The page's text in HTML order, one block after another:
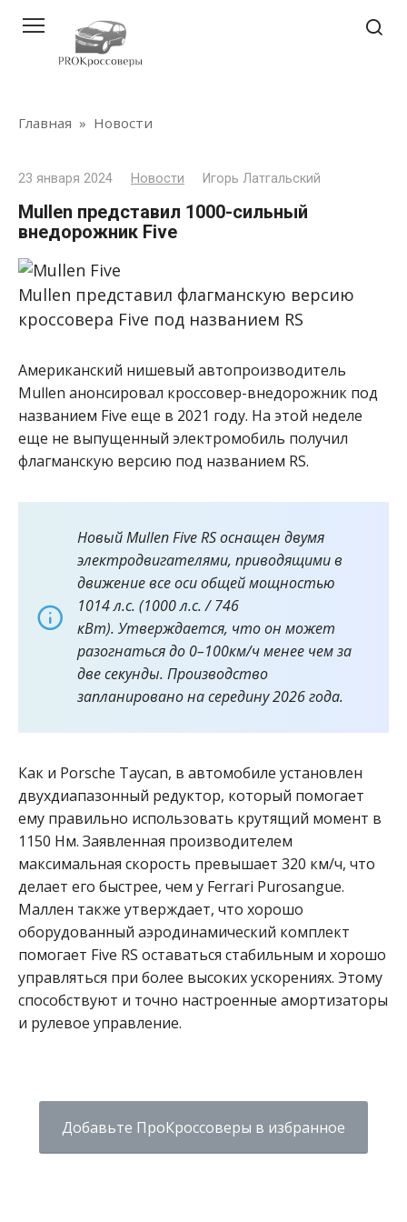
контенту
Главная » Новости
23 января 2024 Новости Игорь Латгальский
Mullen представил 1000-сильный
внедорожник Five
Mullen представил флагманскую версию
кроссовера Five под названием RS
Американский нишевый автопроизводитель
Mullen анонсировал кроссовер-внедорожник под
названием Five еще в 2021 году. На этой неделе
еще не выпущенный электромобиль получил
флагманскую версию под названием RS.
Новый Mullen Five RS оснащен двумя
электродвигателями, приводящими в
движение все оси общей мощностью
1014 л.с. (1000 л.с. / 746
кВт). Утверждается, что он может
разогнаться до 0–100км/ч менее чем за
две секунды. Производство
запланировано на середину 2026 года.
Как и Porsche Taycan, в автомобиле установлен
двухдиапазонный редуктор, который помогает
ему правильно использовать крутящий момент в
1150 Нм. Заявленная производителем
максимальная скорость превышает 320 км/ч, что
делает его быстрее, чем у Ferrari Purosangue.
Маллен также утверждает, что хорошо
оборудованный аэродинамический комплект
помогает Five RS оставаться стабильным и хорошо
управляться при более высоких ускорениях. Этому
способствуют и точно настроенные амортизаторы
и рулевое управление.
Добавьте ПроКроссоверы в избранное